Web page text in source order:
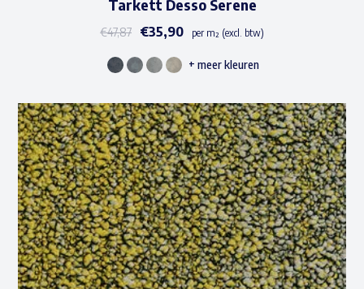
Tarkett Desso Serene
€47,87 €35,90 per m² (excl. btw)
heeft
meerdere
variaties.
Deze
optie
kan
gekozen
worden
+ meer kleuren